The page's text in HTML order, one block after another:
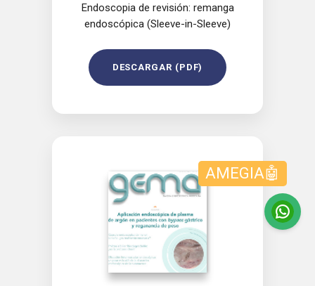
Endoscopia de revisión: remanga
endoscópica (Sleeve-in-Sleeve)
DESCARGAR (PDF)